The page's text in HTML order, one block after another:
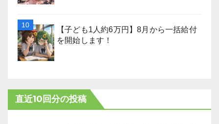
【子ども1人約6万円】8月から一括給付
を開始します！
直近10回分の投稿